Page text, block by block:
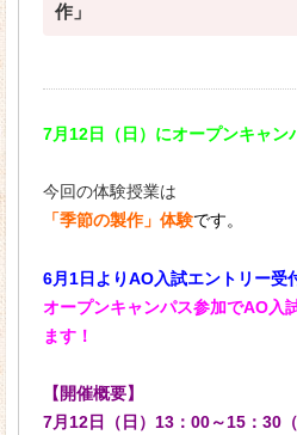
８つのＰＯＩＮＴ
施設紹介
情報公開
学科・コース
作」
7月12日（日）にオープンキャン
今回の体験授業は
「季節の製作」体験です。
6月1日よりAO入試エントリー受
オープンキャンパス参加でAO入
ます！
【開催概要】
7月12日（日）13：00～15：30